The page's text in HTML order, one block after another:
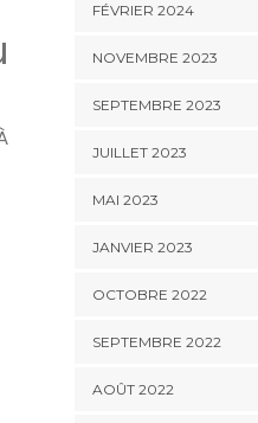
FÉVRIER 2024
NOVEMBRE 2023
SEPTEMBRE 2023
JUILLET 2023
MAI 2023
JANVIER 2023
OCTOBRE 2022
SEPTEMBRE 2022
AOÛT 2022